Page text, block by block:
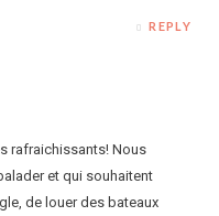
REPLY
rafraichissants! Nous
et qui souhaitent
de louer des bateaux